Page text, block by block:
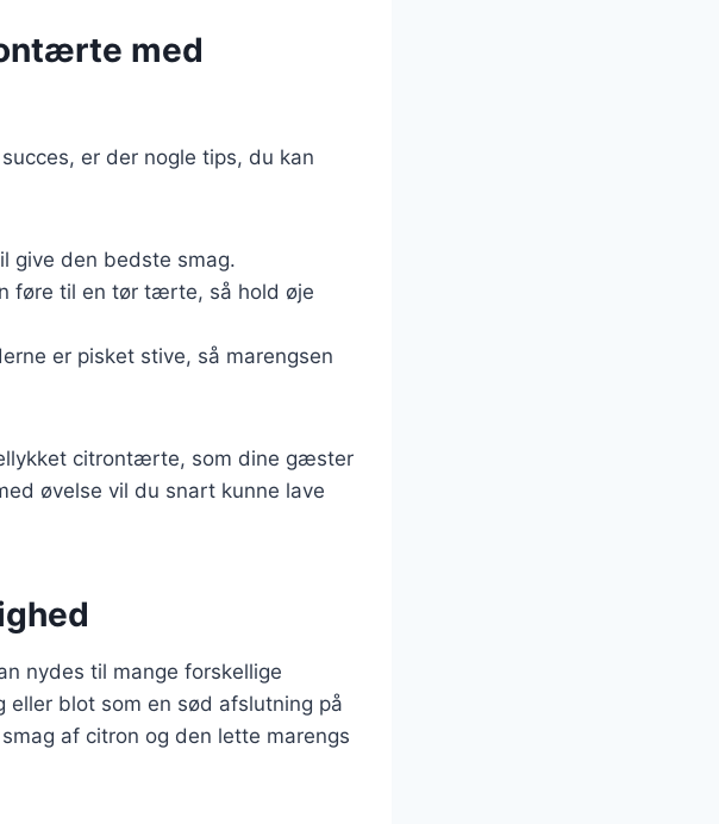
med
er der nogle tips, du kan
give den bedste smag.
føre til en tør tærte, så hold øje
er pisket stive, så marengsen
citrontærte, som dine gæster
øvelse vil du snart kunne lave
nydes til mange forskellige
blot som en sød afslutning på
af citron og den lette marengs